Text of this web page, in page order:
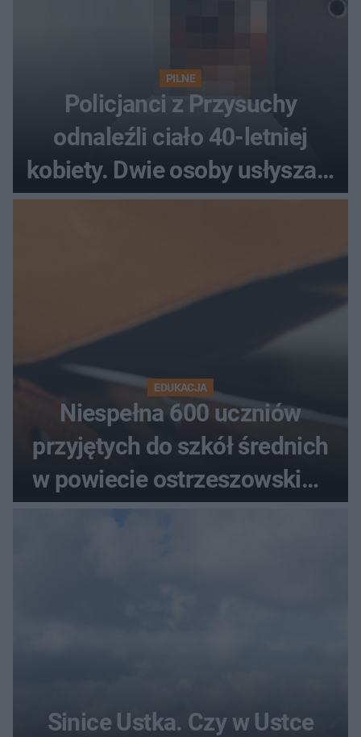
PILNE
Policjanci z Przysuchy
odnaleźli ciało 40-letniej
kobiety. Dwie osoby usłyszały
zarzut zabójstwa
EDUKACJA
Niespełna 600 uczniów
przyjętych do szkół średnich
w powiecie ostrzeszowskim.
Które kierunki wybierali
Sinice Ustka. Czy w Ustce